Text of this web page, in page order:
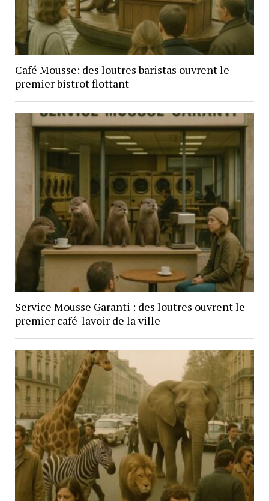
Café Mousse: des loutres baristas ouvrent le
premier bistrot flottant
Service Mousse Garanti : des loutres ouvrent le
premier café-lavoir de la ville